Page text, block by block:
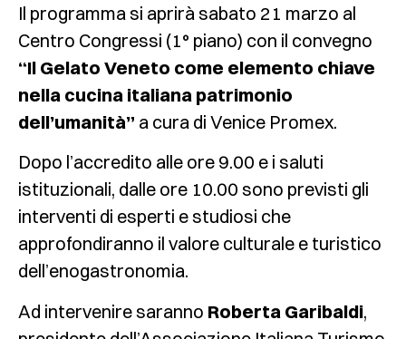
Il programma si aprirà sabato 21 marzo al
Centro Congressi (1° piano) con il convegno
“Il Gelato Veneto come elemento chiave
nella cucina italiana patrimonio
dell’umanità” a cura di Venice Promex.
Dopo l’accredito alle ore 9.00 e i saluti
istituzionali, dalle ore 10.00 sono previsti gli
interventi di esperti e studiosi che
approfondiranno il valore culturale e turistico
dell’enogastronomia.
Ad intervenire saranno Roberta Garibaldi,